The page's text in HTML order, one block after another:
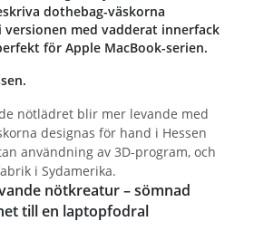
dothebag-väskorna
versionen med vadderat innerfack
för Apple MacBook-serien.
nötlädret blir mer levande med
designas för hand i Hessen
användning av 3D-program, och
i Sydamerika.
nötkreatur – sömnad
till en laptopfodral